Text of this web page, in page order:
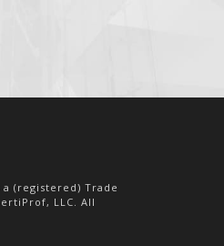
(registered) Trade
LLC. All